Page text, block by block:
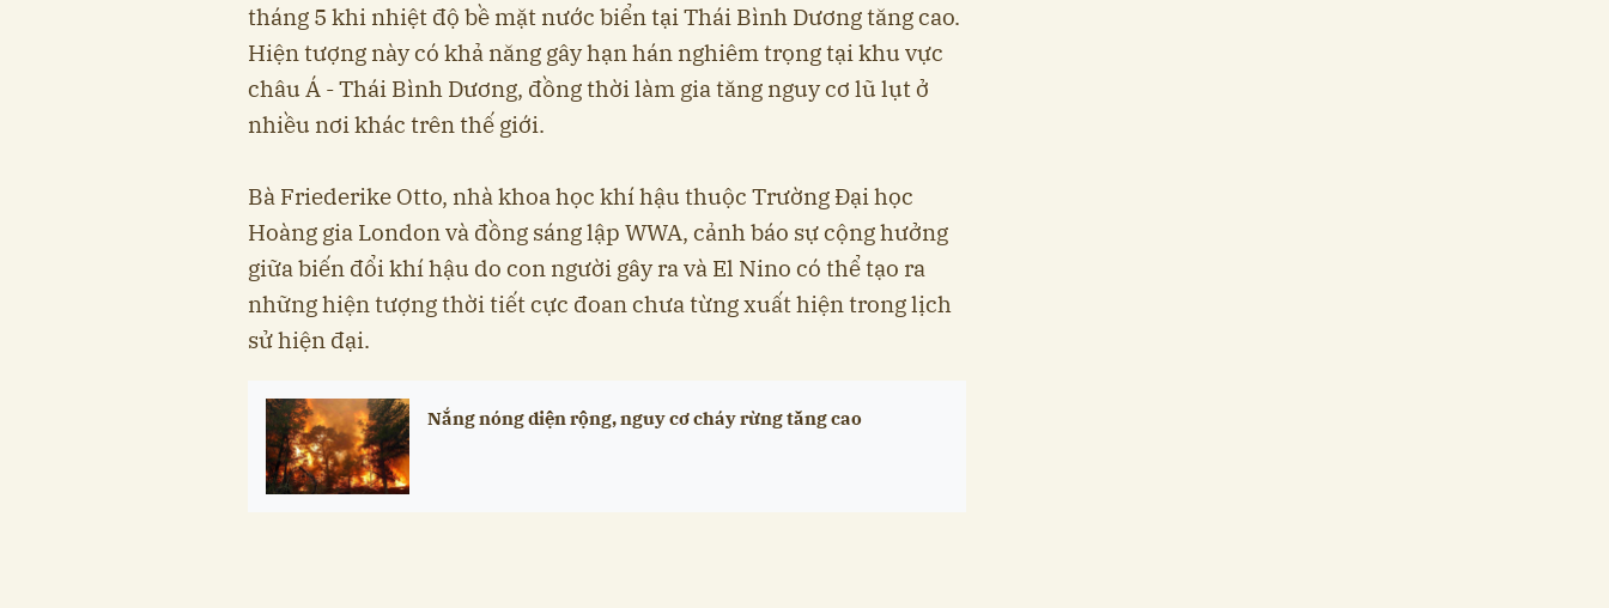
tháng 5 khi nhiệt độ bề mặt nước biển tại Thái Bình Dương tăng cao.
Hiện tượng này có khả năng gây hạn hán nghiêm trọng tại khu vực
châu Á - Thái Bình Dương, đồng thời làm gia tăng nguy cơ lũ lụt ở
nhiều nơi khác trên thế giới.
Bà Friederike Otto, nhà khoa học khí hậu thuộc Trường Đại học
Hoàng gia London và đồng sáng lập WWA, cảnh báo sự cộng hưởng
giữa biến đổi khí hậu do con người gây ra và El Nino có thể tạo ra
những hiện tượng thời tiết cực đoan chưa từng xuất hiện trong lịch
sử hiện đại.
Nắng nóng diện rộng, nguy cơ cháy rừng tăng cao